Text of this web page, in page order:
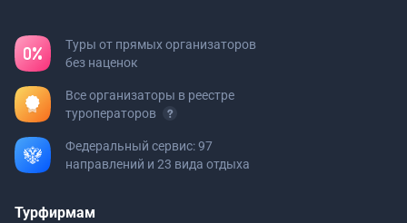
Туры от прямых организаторов
без наценок
Все организаторы в реестре
туроператоров
Федеральный сервис: 97
направлений и 23 вида отдыха
Турфирмам